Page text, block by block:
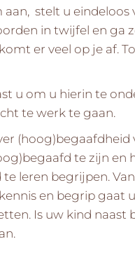
stelt u eindeloos
in twijfel en ga
er veel op je af.
u om u hierin te
te werk te gaan.
(hoog)begaafdheid
te zijn en
leren begrijpen.
en begrip gaat
Is uw kind naast